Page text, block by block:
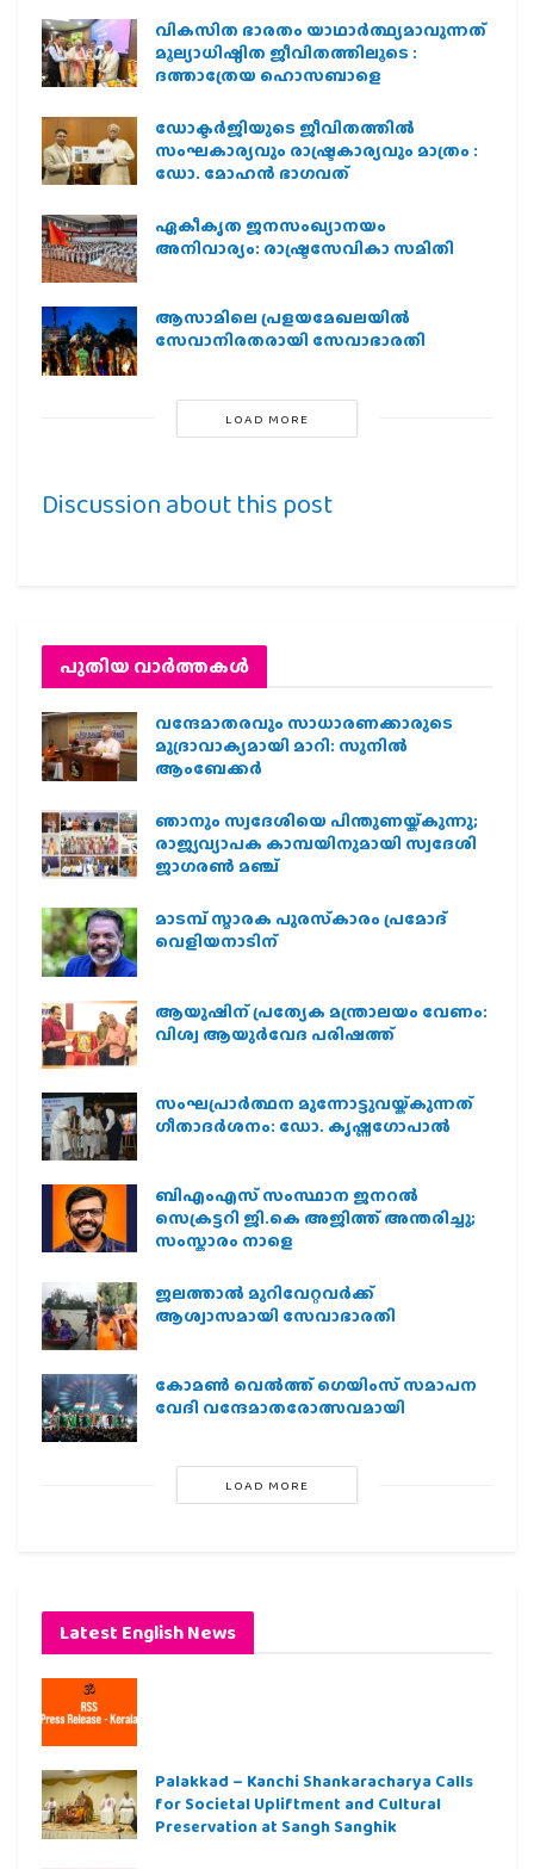
വികസിത ഭാരതം യാഥാർത്ഥ്യമാവുന്നത്
മൂല്യാധിഷ്ഠിത ജീവിതത്തിലൂടെ :
ദത്താത്രേയ ഹൊസബാളെ
ഡോക്ടർജിയുടെ ജീവിതത്തിൽ
സംഘകാര്യവും രാഷ്ട്രകാര്യവും മാത്രം :
ഡോ. മോഹൻ ഭാഗവത്
ഏകീകൃത ജനസംഖ്യാനയം
അനിവാര്യം: രാഷ്ട്രസേവികാ സമിതി
ആസാമിലെ പ്രളയമേഖലയില്‍
സേവാനിരതരായി സേവാഭാരതി
LOAD MORE
Discussion about this post
പുതിയ വാര്‍ത്തകള്‍
വന്ദേമാതരവും സാധാരണക്കാരുടെ
മുദ്രാവാക്യമായി മാറി: സുനിൽ
ആംബേക്കർ
ഞാനും സ്വദേശിയെ പിന്തുണയ്ക്കുന്നു;
രാജ്യവ്യാപക കാമ്പയിനുമായി സ്വദേശി
ജാഗരണ്‍ മഞ്ച്
മാടമ്പ് സ്മാരക പുരസ്‌കാരം പ്രമോദ്
വെളിയനാടിന്
ആയുഷിന് പ്രത്യേക മന്ത്രാലയം വേണം:
വിശ്വ ആയുര്‍വേദ പരിഷത്ത്
സംഘപ്രാര്‍ത്ഥന മുന്നോട്ടുവയ്ക്കുന്നത്
ഗീതാദര്‍ശനം: ഡോ. കൃഷ്ണഗോപാല്‍
ബിഎംഎസ് സംസ്ഥാന ജനറൽ
സെക്രട്ടറി ജി.കെ അജിത്ത് അന്തരിച്ചു;
സംസ്കാരം നാളെ
ജലത്താല്‍ മുറിവേറ്റവര്‍ക്ക്
ആശ്വാസമായി സേവാഭാരതി
കോമൺ വെൽത്ത് ഗെയിംസ് സമാപന
വേദി വന്ദേമാതരോത്സവമായി
LOAD MORE
Latest English News
Palakkad – Kanchi Shankaracharya Calls
for Societal Upliftment and Cultural
Preservation at Sangh Sanghik